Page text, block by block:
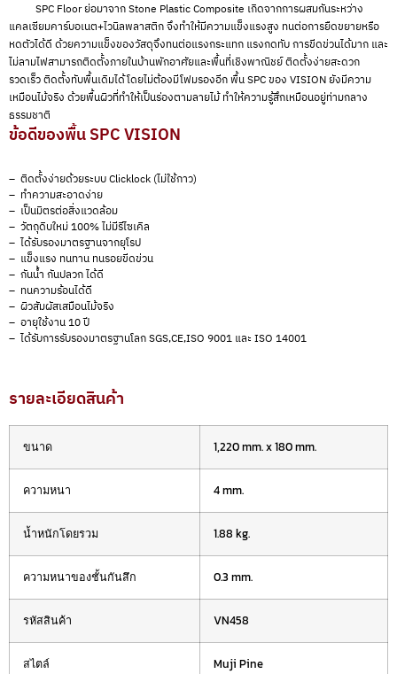
SPC Floor ย่อมาจาก Stone Plastic Composite เกิดจากการผสมกันระหว่าง
แคลเซียมคาร์บอเนต+ไวนิลพลาสติก จึงทำให้มีความแข็งแรงสูง ทนต่อการยืดขยายหรือ
หดตัวได้ดี ด้วยความแข็งของวัสดุจึงทนต่อแรงกระแทก แรงกดทับ การขีดข่วนได้มาก และ
ไม่ลามไฟสามารถติดตั้งภายในบ้านพักอาศัยและพื้นที่เชิงพาณิชย์ ติดตั้งง่ายสะดวก
รวดเร็ว ติดตั้งทับพื้นเดิมได้โดยไม่ต้องมีโฟมรองอีก พื้น SPC ของ VISION ยังมีความ
เหมือนไม้จริง ด้วยพื้นผิวที่ทำให้เป็นร่องตามลายไม้ ทำให้ความรู้สึกเหมือนอยู่ท่ามกลาง
ธรรมชาติ
ข้อดีของพื้น SPC VISION
– ติดตั้งง่ายด้วยระบบ Clicklock (ไม่ใช้กาว)
– ทำความสะอาดง่าย
– เป็นมิตรต่อสิ่งแวดล้อม
– วัตถุดิบใหม่ 100% ไม่มีรีไซเคิล
– ได้รับรองมาตรฐานจากยุโรป
– แข็งแรง ทนทาน ทนรอยขีดข่วน
– กันน้ำ กันปลวก ได้ดี
– ทนความร้อนได้ดี
– ผิวสัมผัสเสมือนไม้จริง
– อายุใช้งาน 10 ปี
– ได้รับการรับรองมาตรฐานโลก SGS,CE,ISO 9001 และ ISO 14001
รายละเอียดสินค้า
ขนาด 1,220 mm. x 180 mm.
ความหนา 4 mm.
น้ำหนักโดยรวม 1.88 kg.
ความหนาของชั้นกันสึก 0.3 mm.
รหัสสินค้า VN458
สไตล์ Muji Pine